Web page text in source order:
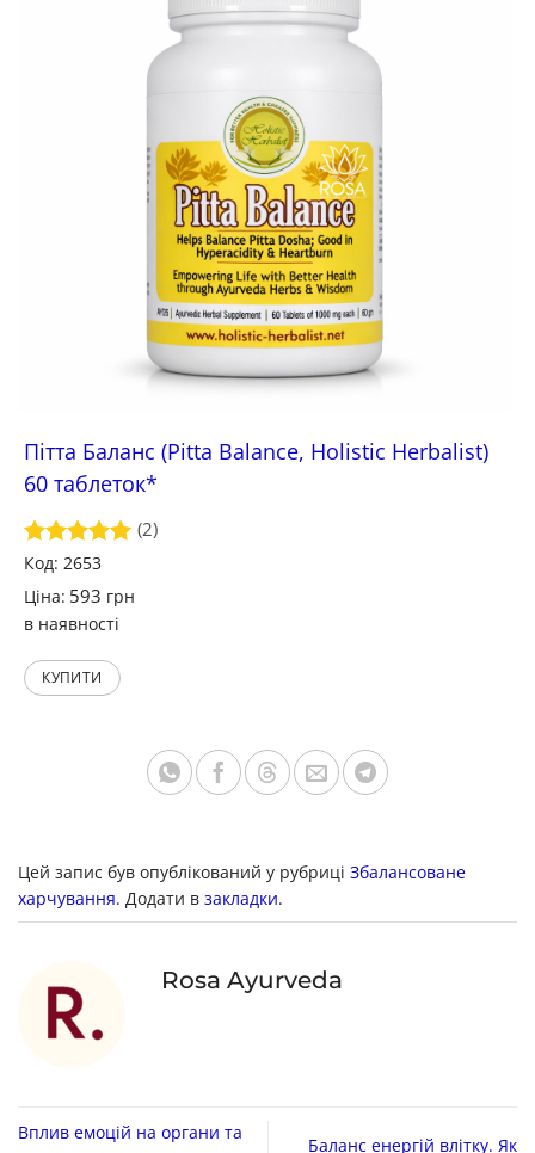
Пітта Баланс (Pitta Balance, Holistic Herbalist)
60 таблеток*
Оцінено в
(2)
Код: 2653
Ціна: 593 грн
в наявності
КУПИТИ
Цей запис був опублікований у рубриці Збалансоване
харчування. Додати в закладки.
Rosa Ayurveda
Вплив емоцій на органи та
Баланс енергій влітку. Як